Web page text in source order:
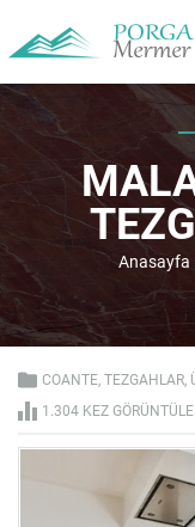
Anasayfa
COANTE TEZGAHLAR
1.304 KEZ